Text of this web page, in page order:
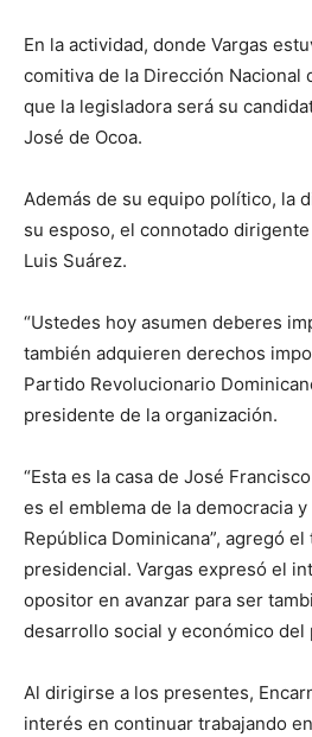
En la actividad, donde Vargas
comitiva de la Dirección Nacional
que la legisladora será su
José de Ocoa.
Además de su equipo político, la
su esposo, el connotado
Luis Suárez.
“Ustedes hoy asumen deberes
también adquieren derechos
Partido Revolucionario
presidente de la organización.
“Esta es la casa de José
es el emblema de la democracia
República Dominicana”, agregó
presidencial. Vargas expresó el
opositor en avanzar para ser
desarrollo social y económico del
Al dirigirse a los presentes,
interés en continuar trabajando